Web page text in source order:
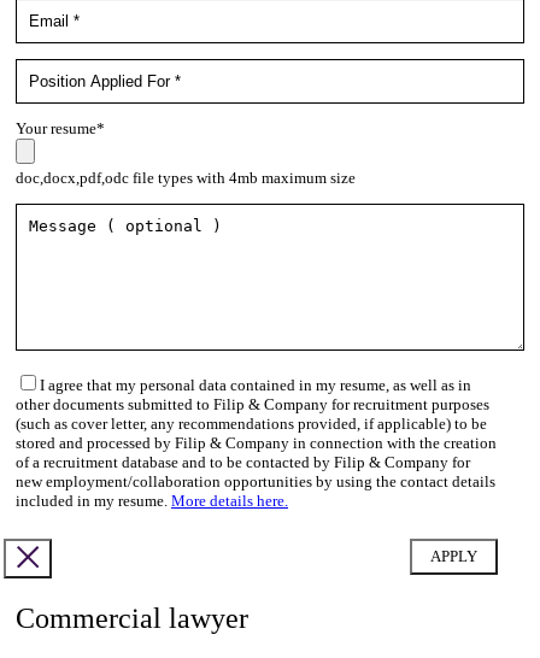
Your resume*
doc,docx,pdf,odc file types with 4mb maximum size
I agree that my personal data contained in my resume, as well as in
other documents submitted to Filip & Company for recruitment purposes
(such as cover letter, any recommendations provided, if applicable) to be
stored and processed by Filip & Company in connection with the creation
of a recruitment database and to be contacted by Filip & Company for
new employment/collaboration opportunities by using the contact details
included in my resume. More details here.
Commercial lawyer